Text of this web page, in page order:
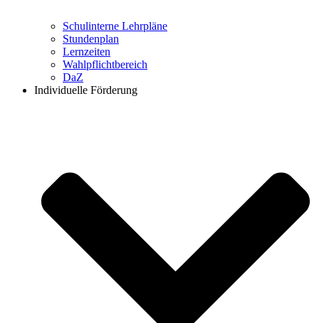
Schulinterne Lehrpläne
Stundenplan
Lernzeiten
Wahlpflichtbereich
DaZ
Individuelle Förderung